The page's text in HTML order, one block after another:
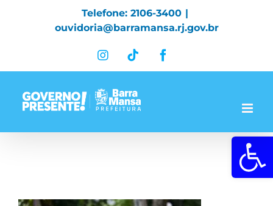
Abrir a
Telefone: 2106-3400 |
ouvidoria@barramansa.rj.gov.br
InstagramTiktok